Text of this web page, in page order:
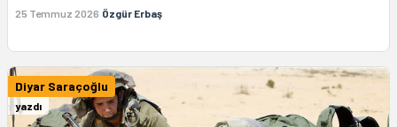
25 Temmuz 2026 Özgür Erbaş
Diyar Saraçoğlu
yazdı